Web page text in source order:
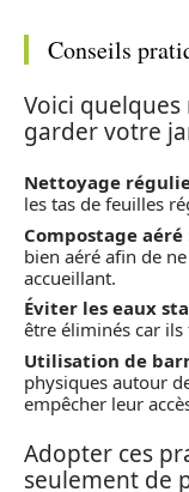
Conseils
Voici
garder votre
Nettoyage
les tas de feuilles
Compostage aéré
bien aéré afin de
accueillant.
Éviter les eaux
être éliminés car
Utilisation de
physiques autour
empêcher leur
Adopter ces
seulement de